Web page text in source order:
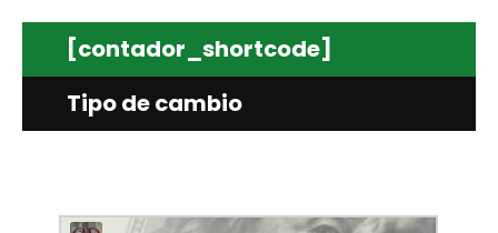
[contador_shortcode]
Tipo de cambio